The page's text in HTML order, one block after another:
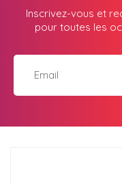
Inscrivez-vous et
pour toutes les